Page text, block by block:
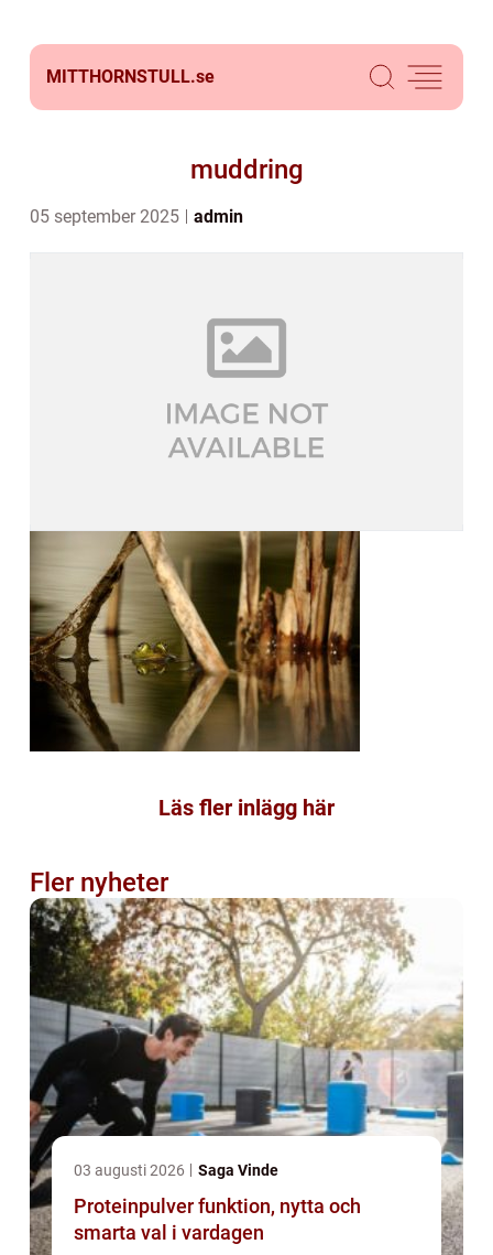
MITTHORNSTULL.se
muddring
05 september 2025 admin
Läs fler inlägg här
Fler nyheter
03 augusti 2026 Saga Vinde
Proteinpulver funktion, nytta och
smarta val i vardagen